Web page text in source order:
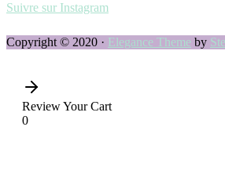
Suivre sur Instagram
Copyright © 2020 · Elegance Theme by
Review Your Cart
0